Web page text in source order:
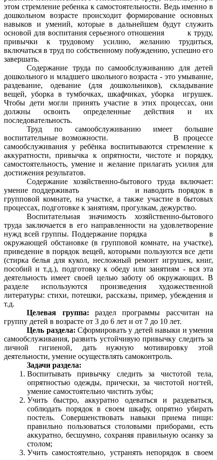
этом стремление ребенка к самостоятельности. Ведь именно в
дошкольном возрасте происходит формирование основных
навыков и умений, которые в дальнейшем будут служить
основой для воспитания серьезного отношения к труду,
привычки к трудовому усилию, желанию трудиться,
включаться в труд по собственному побуждению, успешно его
завершать.
Содержание труда по самообслуживанию для детей
дошкольного и младшего школьного возраста - это умывание,
раздевание, одевание (для дошкольников), складывание
вещей, уборка в тумбочках, шкафчиках, уборка игрушек.
Чтобы дети могли принять участие в этих процессах, они
должны освоить определенные действия и их
последовательность.
Труд по самообслуживанию имеет большие
воспитательные возможности. В процессе
самообслуживания у ребёнка воспитываются стремление к
аккуратности, привычка к опрятности, чистоте и порядку,
самостоятельность, умение и желание прилагать усилия для
достижения результатов.
Содержание хозяйственно-бытового труда включает:
умение поддерживать и наводить порядок в
групповой комнате, на участке, а также участие в бытовых
процессах, подготовке к занятиям, прогулкам, дежурство.
Воспитательная значимость хозяйственно-бытового
труда заключается в его направленности на удовлетворение
нужд всей группы. Поддержание порядка в
окружающей обстановке (в групповой комнате, на участке),
приведение в порядок вещей, которыми пользуются все дети
(стирка белья для кукол, несложный ремонт игрушек, книг,
пособий и т.д.), подготовку к обеду или занятиям - вся эта
деятельность имеет своей целью заботу об окружающих. В
разделе используются произведения художественной
литературы: стихи, потешки, рассказы, пример, убеждения и
т.д.
Целевая группа: раздел программы рассчитан на
группу детей в возрасте от 3 до 6 лет и от 7 до 10 лет.
Цель раздела: Сформировать у детей навыки и умения
самообслуживания, развить устойчивую привычку следить за
личной гигиеной, дать нужную мотивировку этой
деятельности, умение осуществлять самоконтроль.
Задачи раздела:
Воспитывать привычку следить за чистотой тела,
опрятностью одежды, прически, за чистотой ногтей,
умение самостоятельно чистить зубы;
Учить быстро, аккуратно одеваться и раздеваться,
соблюдать порядок в своем шкафу, опрятно убирать
постель. Совершенствовать навыки приема пищи:
правильно пользоваться столовыми приборами, есть
аккуратно, бесшумно, сохраняя правильную осанку за
столом;
Учить самостоятельно, устранять непорядок в своем